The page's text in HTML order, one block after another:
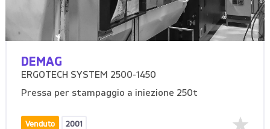
DEMAG
ERGOTECH SYSTEM 2500-1450
Pressa per stampaggio a iniezione 250t
Venduto 2001